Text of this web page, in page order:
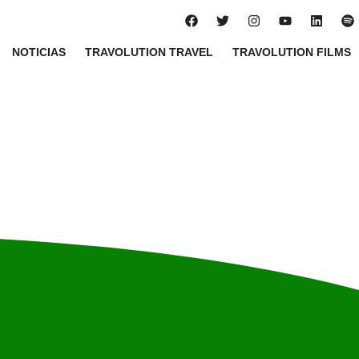
NOTICIAS TRAVOLUTION TRAVEL TRAVOLUTION FILMS